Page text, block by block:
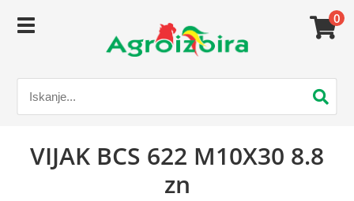
0
VIJAK BCS 622 M10X30 8.8
zn